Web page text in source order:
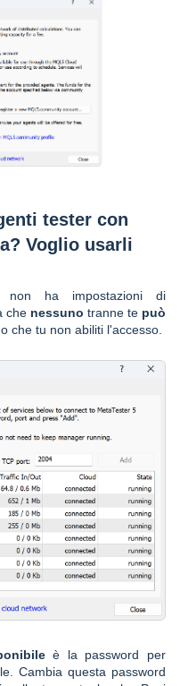
tester con
Voglio usarli
ha impostazioni di
che nessuno tranne te può
che tu non abiliti l'accesso.
è la password per
Cambia questa password